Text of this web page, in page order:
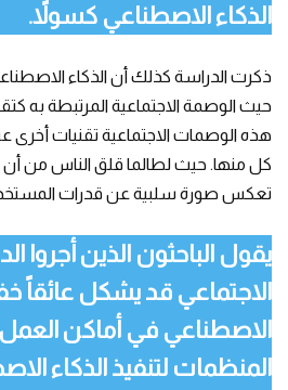
الذكاء الاصطناعي كسولاً.
ذكرت الدراسة كذلك أن الذكاء
حيث الوصمة الاجتماعية المرتبطة به
هذه الوصمات الاجتماعية تقنيات أخرى
كل منها. حيث لطالما قلق الناس من أن
تعكس صورة سلبية عن قدرات
يقول الباحثون الذين أجروا
الاجتماعي قد يشكل عائقاً
الاصطناعي في أماكن
المنظمات لتنفيذ الذكاء